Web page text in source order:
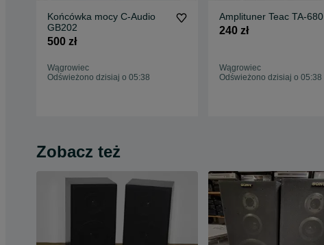
Końcówka mocy C-Audio
GB202
500 zł
Wągrowiec
Odświeżono dzisiaj o 05:38
Amplituner Teac TA-680
240 zł
Wągrowiec
Odświeżono dzisiaj o 05:38
Zobacz też